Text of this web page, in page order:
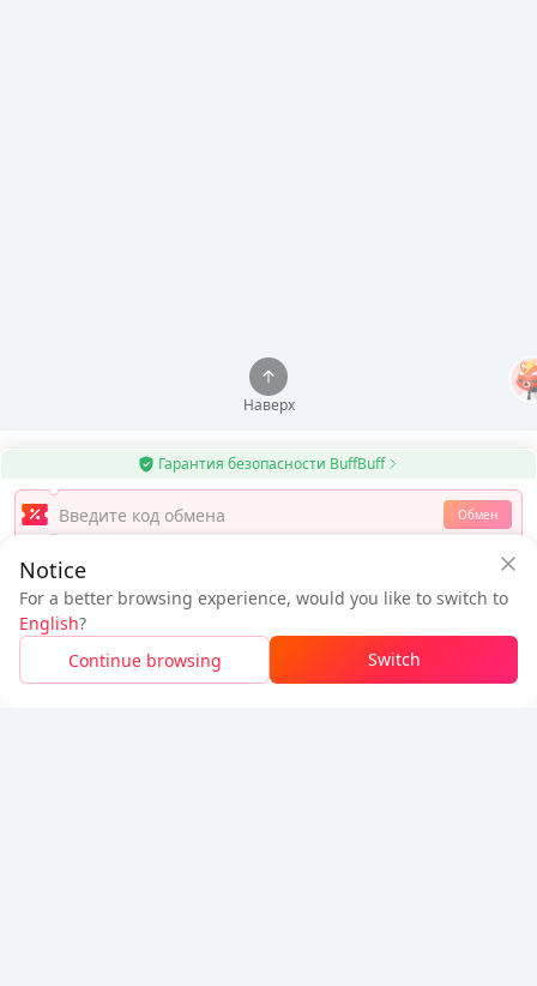
Гарантия безопасности BuffBuff
Обмен
$0.61
Новый пользователь: Скидка
$0.37
$0.98
К оплате
Войдите, чтобы получить скидку
Notice
For a better browsing experience, would you like to switch to
English?
Continue browsing
Switch
Наверх
Используйте приложение BuffBuff для автоматического обновления
приложений Android
Скачать BuffBuff
Подписаться